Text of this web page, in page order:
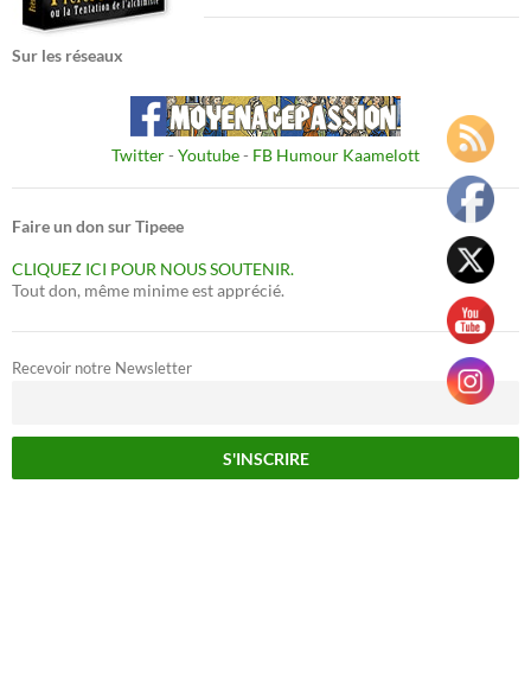
Sur les réseaux
Twitter- Youtube- FB Humour Kaamelott
Faire un don sur Tipeee
CLIQUEZ ICI POUR NOUS SOUTENIR.
Tout don, même minime est apprécié.
Recevoir notre Newsletter